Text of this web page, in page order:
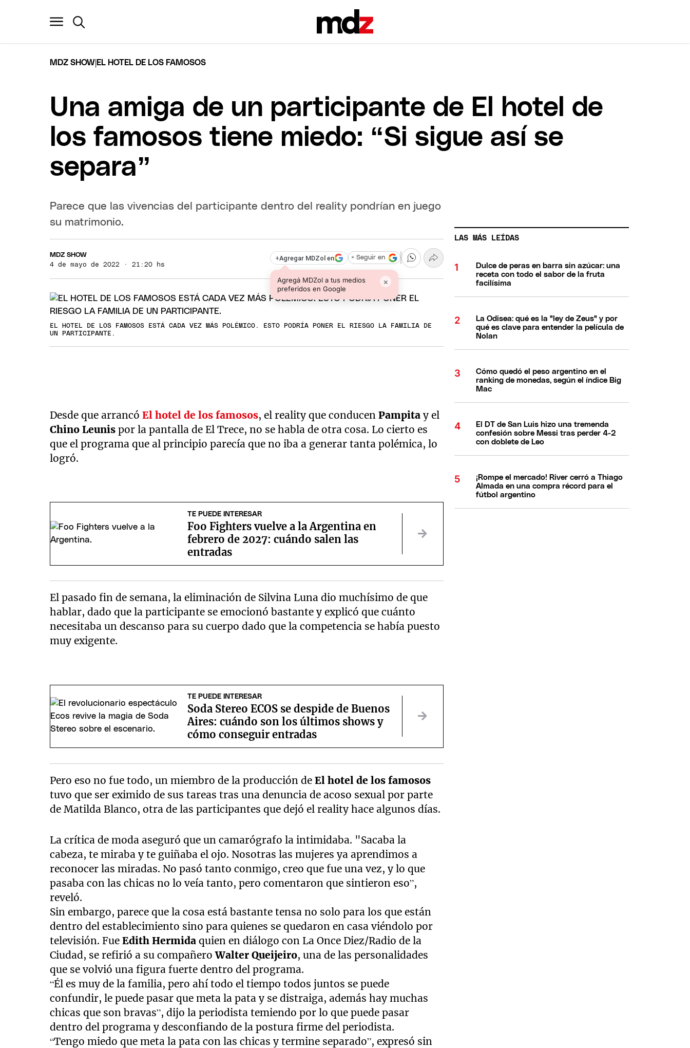
MDZ SHOW EL HOTEL DE LOS FAMOSOS
Una amiga de un participante de El hotel de
los famosos tiene miedo: “Si sigue así se
separa”
Parece que las vivencias del participante dentro del reality pondrían en juego
su matrimonio.
MDZ SHOW
4 de mayo de 2022 · 21:20 hs
+Agregar MDZol en
Agregá MDZol a tus medios
preferidos en Google
×
+ Seguir en
EL HOTEL DE LOS FAMOSOS ESTÁ CADA VEZ MÁS POLÉMICO. ESTO PODRÍA PONER EL RIESGO LA FAMILIA DE
UN PARTICIPANTE.
Desde que arrancó El hotel de los famosos, el reality que conducenPampita y el
Chino Leunispor la pantalla de El Trece, no se habla de otra cosa. Lo cierto es
que el programa que al principio parecía que no iba a generar tanta polémica, lo
logró.
TE PUEDE INTERESAR
Foo Fighters vuelve a la Argentina en
febrero de 2027: cuándo salen las
entradas
El pasado fin de semana, la eliminación de Silvina Luna dio muchísimo de que
hablar, dado que la participante se emocionó bastante y explicó que cuánto
necesitaba un descanso para su cuerpo dado que la competencia se había puesto
muy exigente.
TE PUEDE INTERESAR
Soda Stereo ECOS se despide de Buenos
Aires: cuándo son los últimos shows y
cómo conseguir entradas
Pero eso no fue todo, un miembro de la producción deEl hotel de los famosos
tuvo que ser eximido de sus tareas tras una denuncia de acoso sexual por parte
de Matilda Blanco, otra de las participantes que dejó el reality hace algunos días.
La crítica de moda aseguró que un camarógrafo la intimidaba. "Sacaba la
cabeza, te miraba y te guiñaba el ojo. Nosotras las mujeres ya aprendimos a
reconocer las miradas. No pasó tanto conmigo, creo que fue una vez, y lo que
pasaba con las chicas no lo veía tanto, pero comentaron que sintieron eso”,
reveló.
Sin embargo, parece que la cosa está bastante tensa no solo para los que están
dentro del establecimiento sino para quienes se quedaron en casa viéndolo por
televisión. FueEdith Hermida quien en diálogo con La Once Diez/Radio de la
Ciudad, se refirió a su compañeroWalter Queijeiro, una de las personalidades
que se volvió una figura fuerte dentro del programa.
“Él es muy de la familia, pero ahí todo el tiempo todos juntos se puede
confundir, le puede pasar que meta la pata y se distraiga, además hay muchas
chicas que son bravas”, dijo la periodista temiendo por lo que puede pasar
dentro del programa y desconfiando de la postura firme del periodista.
“Tengo miedo que meta la pata con las chicas y termine separado”, expresó sin
LAS MÁS LEÍDAS
Dulce de peras en barra sin azúcar: una
receta con todo el sabor de la fruta
facilísima
La Odisea: qué es la "ley de Zeus" y por
qué es clave para entender la película de
Nolan
Cómo quedó el peso argentino en el
ranking de monedas, según el índice Big
Mac
El DT de San Luis hizo una tremenda
confesión sobre Messi tras perder 4-2
con doblete de Leo
¡Rompe el mercado! River cerró a Thiago
Almada en una compra récord para el
fútbol argentino